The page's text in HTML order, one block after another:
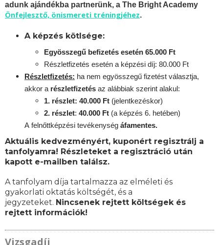
adunk ajándékba partnerünk, a The Bright Academy
Önfejlesztő, önismereti tréningjéhez.
A képzés kötlsége:
Egyösszegű befizetés esetén 65.000 Ft
Részletfizetés esetén a képzési díj: 80.000 Ft
Részletfizetés: ha nem egyösszegű fizetést választja,
akkor a részletfizetés az alábbiak szerint alakul:
1. részlet: 40.000 Ft (jelentkezéskor)
2. részlet: 40.000 Ft (a képzés 6. hetében)
A felnőttképzési tevékenység áfamentes.
Aktuális kedvezményért, kuponért regisztrálj a
tanfolyamra! Részleteket a regisztráció után
kapott e-mailben találsz.
A tanfolyam díja tartalmazza az elméleti és
gyakorlati oktatás költségét, és a
jegyzeteket. Nincsenek rejtett költségek és
rejtett információk!
Vizsgadíj